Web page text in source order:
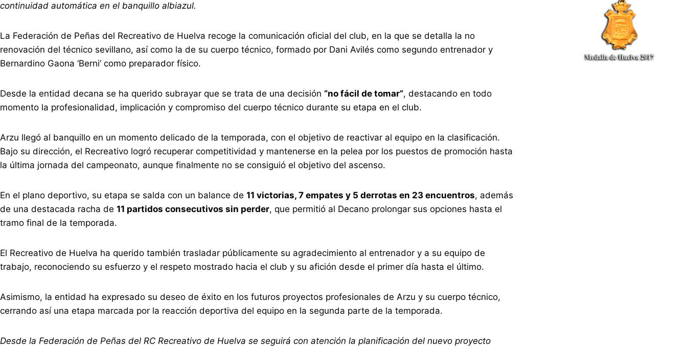
continuidad automática en el banquillo albiazul.
La Federación de Peñas del Recreativo de Huelva recoge la comunicación oficial del club, en la que se detalla la no
renovación del técnico sevillano, así como la de su cuerpo técnico, formado por Dani Avilés como segundo entrenador y
Bernardino Gaona ‘Berni’ como preparador físico.
Desde la entidad decana se ha querido subrayar que se trata de una decisión “no fácil de tomar”, destacando en todo
momento la profesionalidad, implicación y compromiso del cuerpo técnico durante su etapa en el club.
Arzu llegó al banquillo en un momento delicado de la temporada, con el objetivo de reactivar al equipo en la clasificación.
Bajo su dirección, el Recreativo logró recuperar competitividad y mantenerse en la pelea por los puestos de promoción hasta
la última jornada del campeonato, aunque finalmente no se consiguió el objetivo del ascenso.
En el plano deportivo, su etapa se salda con un balance de 11 victorias, 7 empates y 5 derrotas en 23 encuentros, además
de una destacada racha de 11 partidos consecutivos sin perder, que permitió al Decano prolongar sus opciones hasta el
tramo final de la temporada.
El Recreativo de Huelva ha querido también trasladar públicamente su agradecimiento al entrenador y a su equipo de
trabajo, reconociendo su esfuerzo y el respeto mostrado hacia el club y su afición desde el primer día hasta el último.
Asimismo, la entidad ha expresado su deseo de éxito en los futuros proyectos profesionales de Arzu y su cuerpo técnico,
cerrando así una etapa marcada por la reacción deportiva del equipo en la segunda parte de la temporada.
Desde la Federación de Peñas del RC Recreativo de Huelva se seguirá con atención la planificación del nuevo proyecto